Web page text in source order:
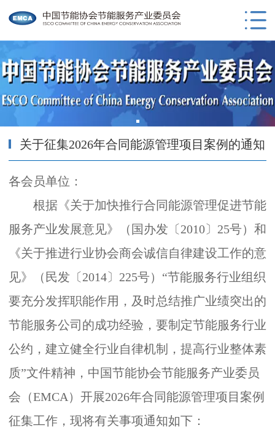
关于征集2026年合同能源管理项目案例的通知
各会员单位：
根据《关于加快推行合同能源管理促进节能
服务产业发展意见》（国办发〔 2010〕 25号）和
《关于推进行业协会商会诚信自律建设工作的意
见》（民发〔 2014〕 225号）“节能服务行业组织
要充分发挥职能作用，及时总结推广业绩突出的
节能服务公司的成功经验，要制定节能服务行业
公约，建立健全行业自律机制，提高行业整体素
质”文件精神，中国节能协会节能服务产业委员
会（EMCA）开展2026年合同能源管理项目案例
征集工作，现将有关事项通知如下：